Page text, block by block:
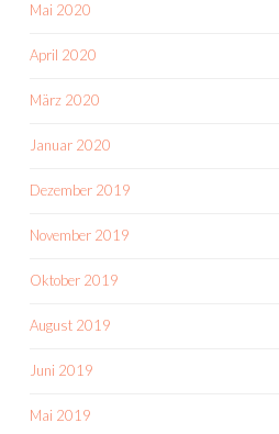
Mai 2020
April 2020
März 2020
Januar 2020
Dezember 2019
November 2019
Oktober 2019
August 2019
Juni 2019
Mai 2019